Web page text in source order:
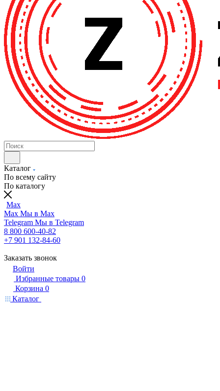
Каталог
По всему сайту
По каталогу
Max
Max Мы в Max
Telegram Мы в Telegram
8 800 600-40-82
+7 901 132-84-60
Заказать звонок
Войти
Избранные товары 0
Корзина 0
Каталог